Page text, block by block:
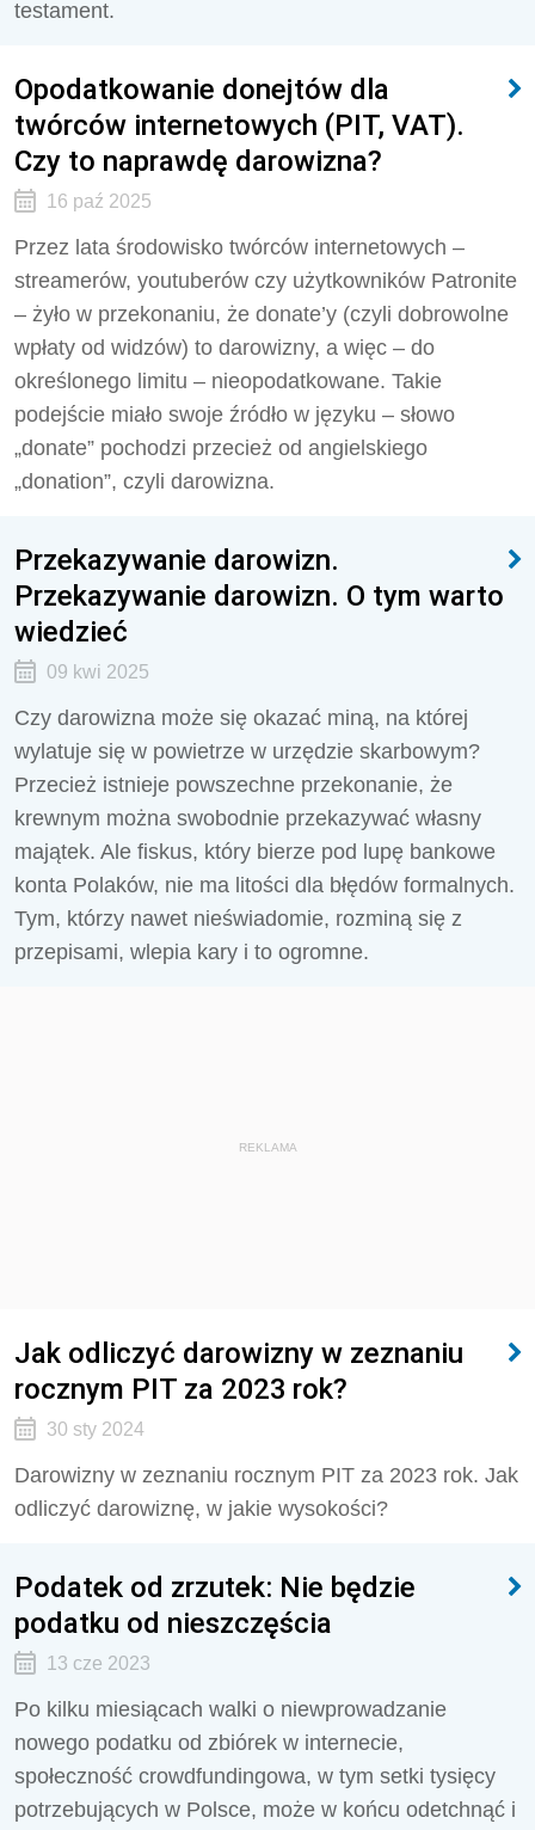
testament.
Opodatkowanie donejtów dla
twórców internetowych (PIT, VAT).
Czy to naprawdę darowizna?
16 paź 2025
Przez lata środowisko twórców internetowych –
streamerów, youtuberów czy użytkowników Patronite
– żyło w przekonaniu, że donate’y (czyli dobrowolne
wpłaty od widzów) to darowizny, a więc – do
określonego limitu – nieopodatkowane. Takie
podejście miało swoje źródło w języku – słowo
„donate” pochodzi przecież od angielskiego
„donation”, czyli darowizna.
Przekazywanie darowizn.
Przekazywanie darowizn. O tym warto
wiedzieć
09 kwi 2025
Czy darowizna może się okazać miną, na której
wylatuje się w powietrze w urzędzie skarbowym?
Przecież istnieje powszechne przekonanie, że
krewnym można swobodnie przekazywać własny
majątek. Ale fiskus, który bierze pod lupę bankowe
konta Polaków, nie ma litości dla błędów formalnych.
Tym, którzy nawet nieświadomie, rozminą się z
przepisami, wlepia kary i to ogromne.
REKLAMA
Jak odliczyć darowizny w zeznaniu
rocznym PIT za 2023 rok?
30 sty 2024
Darowizny w zeznaniu rocznym PIT za 2023 rok. Jak
odliczyć darowiznę, w jakie wysokości?
Podatek od zrzutek: Nie będzie
podatku od nieszczęścia
13 cze 2023
Po kilku miesiącach walki o niewprowadzanie
nowego podatku od zbiórek w internecie,
społeczność crowdfundingowa, w tym setki tysięcy
potrzebujących w Polsce, może w końcu odetchnąć i